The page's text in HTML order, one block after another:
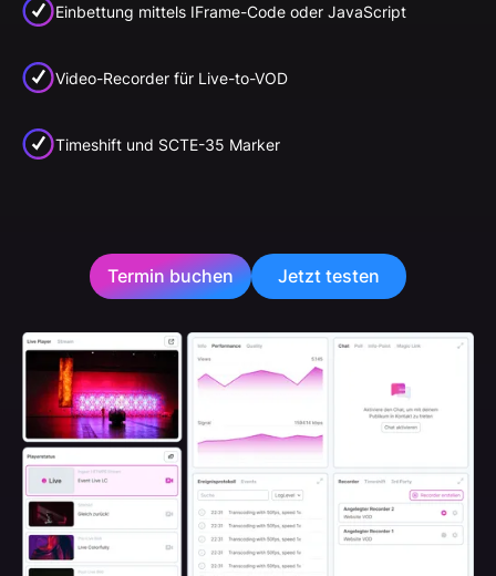
Einbettung mittels IFrame-Code oder JavaScript
Video-Recorder für Live-to-VOD
Timeshift und SCTE-35 Marker
Termin buchen Jetzt testen